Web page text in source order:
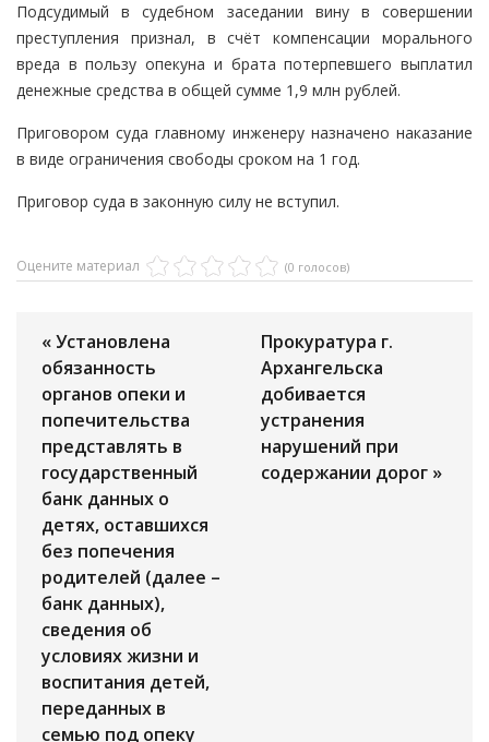
Подсудимый в судебном заседании вину в совершении
преступления признал, в счёт компенсации морального
вреда в пользу опекуна и брата потерпевшего выплатил
денежные средства в общей сумме 1,9 млн рублей.
Приговором суда главному инженеру назначено наказание
в виде ограничения свободы сроком на 1 год.
Приговор суда в законную силу не вступил.
Оцените материал (0 голосов)
« Установлена
обязанность
органов опеки и
попечительства
представлять в
государственный
банк данных о
детях, оставшихся
без попечения
родителей (далее –
банк данных),
сведения об
условиях жизни и
воспитания детей,
переданных в
семью под опеку
Прокуратура г.
Архангельска
добивается
устранения
нарушений при
содержании дорог »